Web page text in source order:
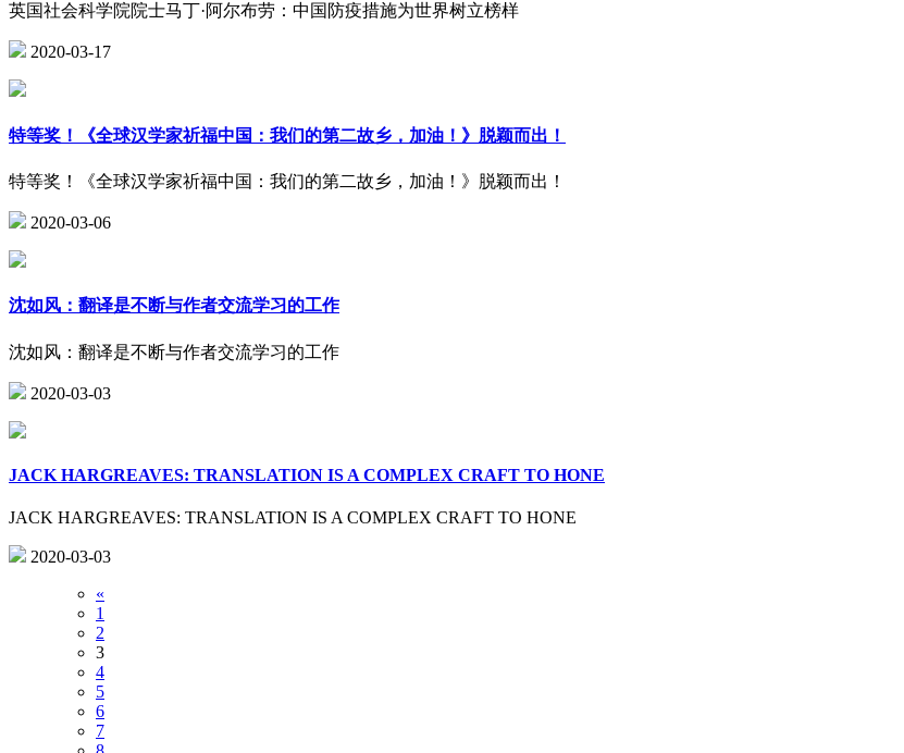
英国社会科学院院士马丁·阿尔布劳：中国防疫措施为世界树立榜样
2020-03-17
特等奖！《全球汉学家祈福中国：我们的第二故乡，加油！》脱颖而出！
特等奖！《全球汉学家祈福中国：我们的第二故乡，加油！》脱颖而出！
2020-03-06
沈如风：翻译是不断与作者交流学习的工作
沈如风：翻译是不断与作者交流学习的工作
2020-03-03
JACK HARGREAVES: TRANSLATION IS A COMPLEX CRAFT TO HONE
JACK HARGREAVES: TRANSLATION IS A COMPLEX CRAFT TO HONE
2020-03-03
«
1
2
3
4
5
6
7